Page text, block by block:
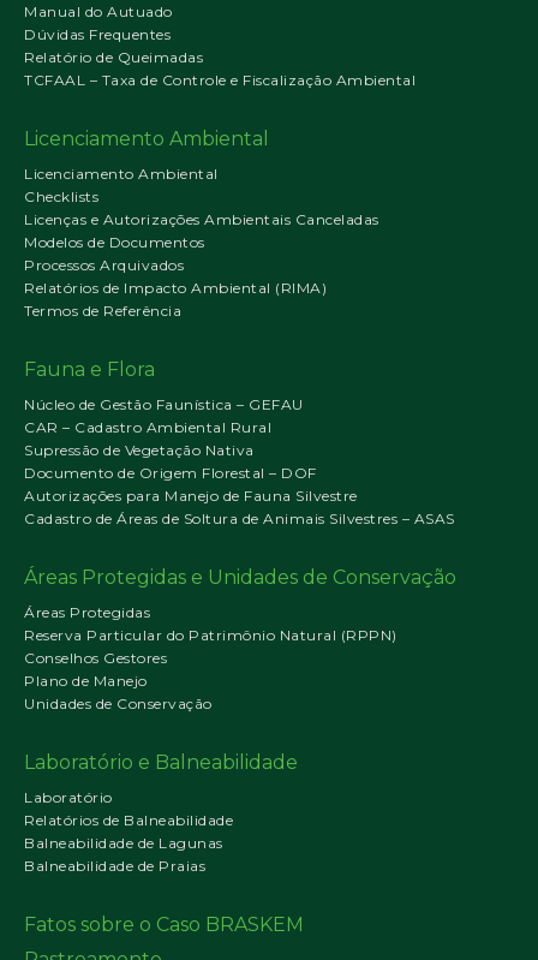
Manual do Autuado
Dúvidas Frequentes
Relatório de Queimadas
TCFAAL – Taxa de Controle e Fiscalização Ambiental
Licenciamento Ambiental
Licenciamento Ambiental
Checklists
Licenças e Autorizações Ambientais Canceladas
Modelos de Documentos
Processos Arquivados
Relatórios de Impacto Ambiental (RIMA)
Termos de Referência
Fauna e Flora
Núcleo de Gestão Faunística – GEFAU
CAR – Cadastro Ambiental Rural
Supressão de Vegetação Nativa
Documento de Origem Florestal – DOF
Autorizações para Manejo de Fauna Silvestre
Cadastro de Áreas de Soltura de Animais Silvestres – ASAS
Áreas Protegidas e Unidades de Conservação
Áreas Protegidas
Reserva Particular do Patrimônio Natural (RPPN)
Conselhos Gestores
Plano de Manejo
Unidades de Conservação
Laboratório e Balneabilidade
Laboratório
Relatórios de Balneabilidade
Balneabilidade de Lagunas
Balneabilidade de Praias
Fatos sobre o Caso BRASKEM